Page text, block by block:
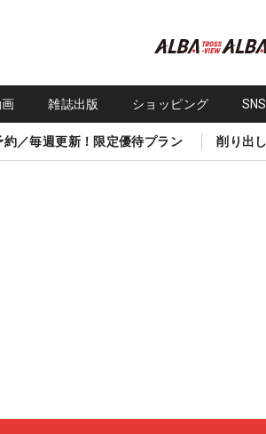
雑誌出版 ショッピング
約／毎週更新！限定優待プラン 削り出